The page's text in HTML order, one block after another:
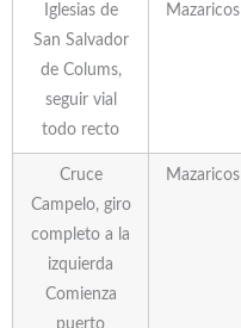
Iglesias de
San Salvador
de Colums,
seguir vial
todo recto
Mazaricos
Cruce
Campelo, giro
completo a la
izquierda
Comienza
puerto
Mazaricos